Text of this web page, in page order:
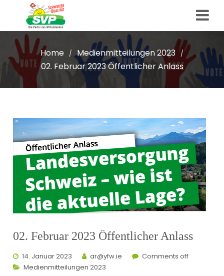
Home / Medienmitteilungen 2023 /
02. Februar 2023 Öffentlicher Anlass
02. Februar 2023 Öffentlicher Anlass
14. Januar 2023 ar@yfw.ie
Comments off
Medienmitteilungen 2023